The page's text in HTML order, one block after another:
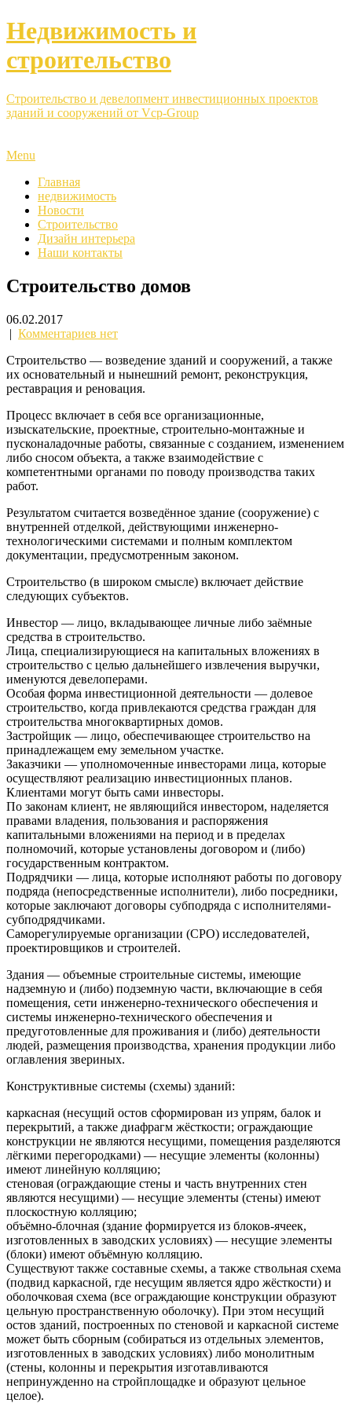
Недвижимость и
строительство
Строительство и девелопмент инвестиционных проектов
зданий и сооружений от Vcp-Group
Menu
Главная
недвижимость
Новости
Строительство
Дизайн интерьера
Наши контакты
Строительство домов
06.02.2017
| Комментариев нет
Строительство — возведение зданий и сооружений, а также
их основательный и нынешний ремонт, реконструкция,
реставрация и реновация.
Процесс включает в себя все организационные,
изыскательские, проектные, строительно-монтажные и
пусконаладочные работы, связанные с созданием, изменением
либо сносом объекта, а также взаимодействие с
компетентными органами по поводу производства таких
работ.
Результатом считается возведённое здание (сооружение) с
внутренней отделкой, действующими инженерно-
технологическими системами и полным комплектом
документации, предусмотренным законом.
Строительство (в широком смысле) включает действие
следующих субъектов.
Инвестор — лицо, вкладывающее личные либо заёмные
средства в строительство.
Лица, специализирующиеся на капитальных вложениях в
строительство с целью дальнейшего извлечения выручки,
именуются девелоперами.
Особая форма инвестиционной деятельности — долевое
строительство, когда привлекаются средства граждан для
строительства многоквартирных домов.
Застройщик — лицо, обеспечивающее строительство на
принадлежащем ему земельном участке.
Заказчики — уполномоченные инвесторами лица, которые
осуществляют реализацию инвестиционных планов.
Клиентами могут быть сами инвесторы.
По законам клиент, не являющийся инвестором, наделяется
правами владения, пользования и распоряжения
капитальными вложениями на период и в пределах
полномочий, которые установлены договором и (либо)
государственным контрактом.
Подрядчики — лица, которые исполняют работы по договору
подряда (непосредственные исполнители), либо посредники,
которые заключают договоры субподряда с исполнителями-
субподрядчиками.
Саморегулируемые организации (СРО) исследователей,
проектировщиков и строителей.
Здания — объемные строительные системы, имеющие
надземную и (либо) подземную части, включающие в себя
помещения, сети инженерно-технического обеспечения и
системы инженерно-технического обеспечения и
предуготовленные для проживания и (либо) деятельности
людей, размещения производства, хранения продукции либо
оглавления звериных.
Конструктивные системы (схемы) зданий:
каркасная (несущий остов сформирован из упрям, балок и
перекрытий, а также диафрагм жёсткости; ограждающие
конструкции не являются несущими, помещения разделяются
лёгкими перегородками) — несущие элементы (колонны)
имеют линейную колляцию;
стеновая (ограждающие стены и часть внутренних стен
являются несущими) — несущие элементы (стены) имеют
плоскостную колляцию;
объёмно-блочная (здание формируется из блоков-ячеек,
изготовленных в заводских условиях) — несущие элементы
(блоки) имеют объёмную колляцию.
Существуют также составные схемы, а также ствольная схема
(подвид каркасной, где несущим является ядро жёсткости) и
оболочковая схема (все ограждающие конструкции образуют
цельную пространственную оболочку). При этом несущий
остов зданий, построенных по стеновой и каркасной системе
может быть сборным (собираться из отдельных элементов,
изготовленных в заводских условиях) либо монолитным
(стены, колонны и перекрытия изготавливаются
непринужденно на стройплощадке и образуют цельное
целое).